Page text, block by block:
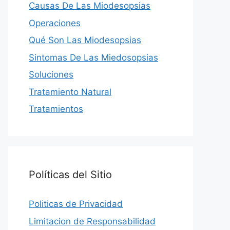
Causas De Las Miodesopsias
Operaciones
Qué Son Las Miodesopsias
Sintomas De Las Miedosopsias
Soluciones
Tratamiento Natural
Tratamientos
Políticas del Sitio
Politicas de Privacidad
Limitacion de Responsabilidad